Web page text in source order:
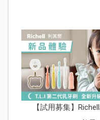
【試用募集】